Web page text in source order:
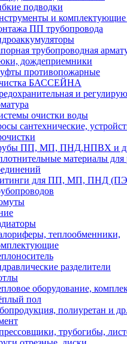
подводки
и комплектующие
ПП трубопровода
трубопроводная
дождеприемники
противопожарные
БАССЕЙНА
и
очистки воды
сантехнические,
ПП, МП, ПНД,НПВХ и
материалы для
для ПП, МП, ПНД
теплообменники,
разделители
оборудование,
пол
полиуретан и др.
трубогибы,